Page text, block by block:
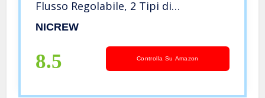
Flusso Regolabile, 2 Tipi di
Filtrazione, Flusso Massimo di
60L
NICREW
8.5 Controlla Su Amazon